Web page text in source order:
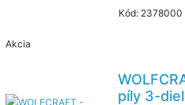
Kód: 2378000
Akcia
píly 3-